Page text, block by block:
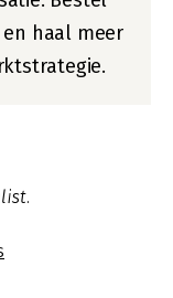
haal meer